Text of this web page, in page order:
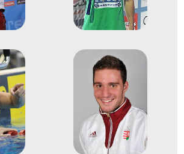
pillangó 3
Nagy-Britannia
olimpiai játékok